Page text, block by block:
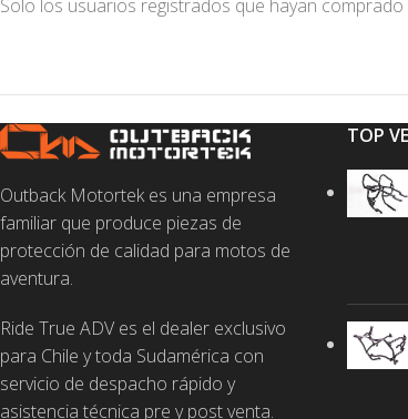
Solo los usuarios registrados que hayan
Outback Motortek es una empresa
familiar que produce piezas de
protección de calidad para motos de
aventura.
Ride True ADV es el dealer exclusivo
para Chile y toda Sudamérica con
servicio de despacho rápido y
asistencia técnica pre y post venta.
TOP